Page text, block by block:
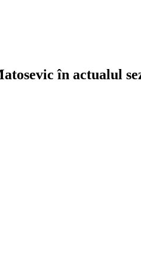
în actualul